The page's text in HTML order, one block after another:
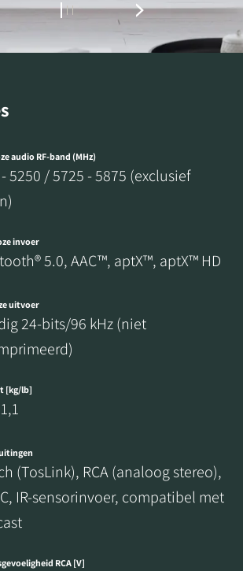
audio RF-band (MHz)
5250 / 5725 - 5875 (exclusief
invoer
5.0, AAC™, aptX™, aptX™ HD
uitvoer
24-bits/96 kHz (niet
[kg/lb]
(TosLink), RCA (analoog stereo),
IR-sensorinvoer, compatibel met
RCA [V]